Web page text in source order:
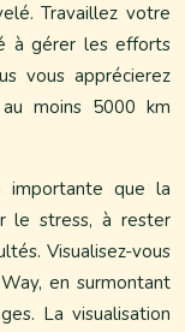
Travaillez votre
à gérer les efforts
vous apprécierez
moins 5000 km
importante que la
le stress, à rester
Visualisez-vous
en surmontant
La visualisation